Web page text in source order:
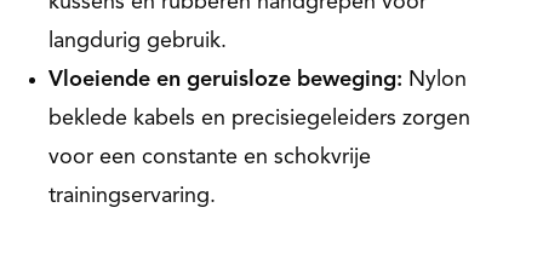
langdurig gebruik.
Vloeiende en geruisloze beweging: Nylon
beklede kabels en precisiegeleiders zorgen
voor een constante en schokvrije
trainingservaring.